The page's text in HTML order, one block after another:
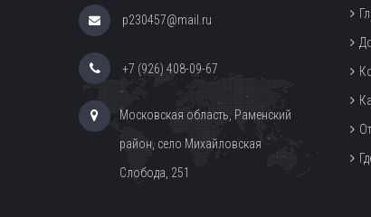
p230457@mail.ru
+7 (926) 408-09-67
Московская область, Раменский
район, село Михайловская
Слобода, 251